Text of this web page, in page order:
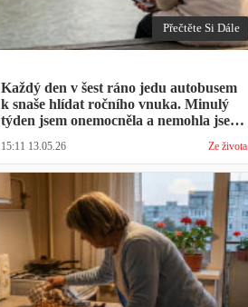
Přečtěte Si Dále
Každý den v šest ráno jedu autobusem
k snaše hlídat ročního vnuka. Minulý
týden jsem onemocněla a nemohla jsem
den volna. Víš, kolik nás to stálo?"
15:11 13.05.26 Ze života